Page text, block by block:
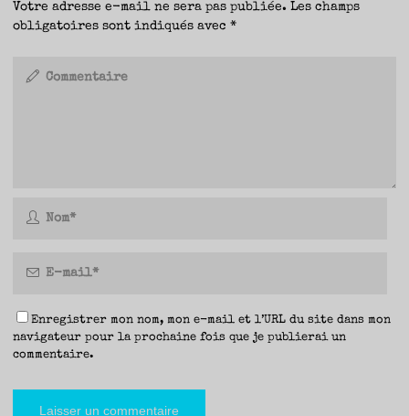
Votre adresse e-mail ne sera pas publiée. Les champs
obligatoires sont indiqués avec*
Enregistrer mon nom, mon e-mail et l’URL du site dans mon
navigateur pour la prochaine fois que je publierai un
commentaire.